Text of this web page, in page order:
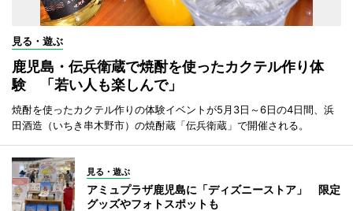
見る・遊ぶ
鹿児島・伝兵衛蔵で焼酎を使ったカクテル作り体
験 「若い人も楽しんで」
焼酎を使ったカクテル作りの体験イベントが5月3日～6日の4日間、浜
田酒造（いちき串木野市）の焼酎蔵「伝兵衛蔵」で開催される。
見る・遊ぶ
アミュプラザ鹿児島に「ディズニーストア」 限定
グッズやフォトスポットも